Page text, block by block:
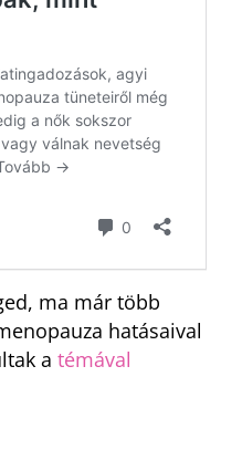
ma már több
hatásaival
atémával